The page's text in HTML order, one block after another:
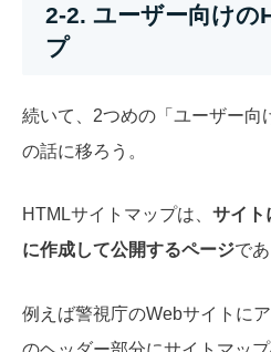
2-2. ユーザー向けの
プ
続いて、2つめの「ユーザー向
の話に移ろう。
HTMLサイトマップは、 サイト
に作成して公開するページであ
例えば警視庁のWebサイトに